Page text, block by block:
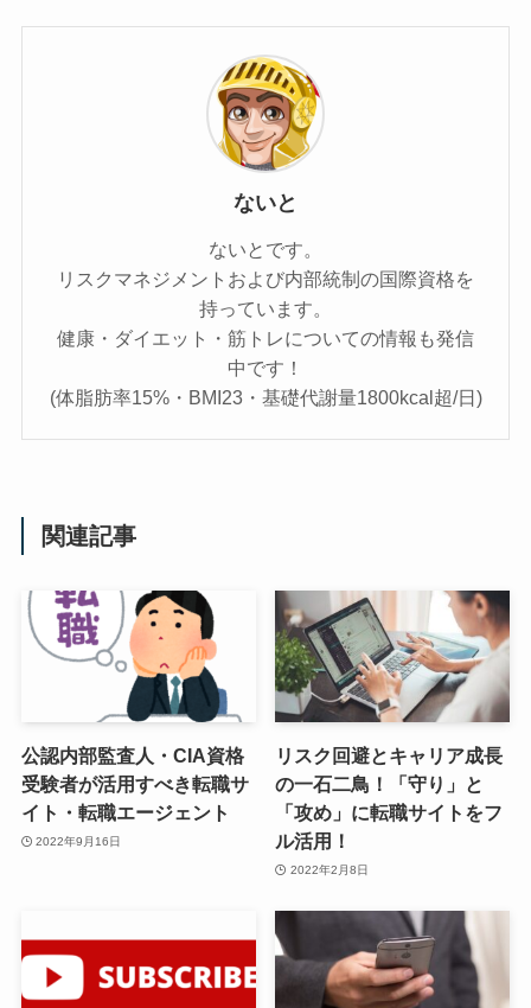
ないと
ないとです。
リスクマネジメントおよび内部統制の国際資格を
持っています。
健康・ダイエット・筋トレについての情報も発信
中です！
(体脂肪率15%・BMI23・基礎代謝量1800kcal超/日)
関連記事
公認内部監査人・CIA資格
受験者が活用すべき転職サ
イト・転職エージェント
2022年9月16日
リスク回避とキャリア成長
の一石二鳥！「守り」と
「攻め」に転職サイトをフ
ル活用！
2022年2月8日